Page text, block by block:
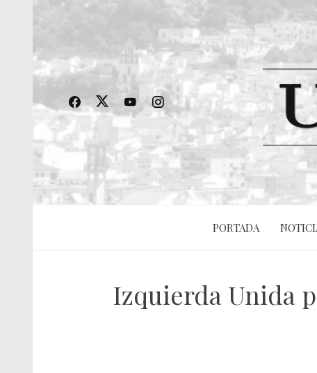
PORTADA
Izquierda Unida